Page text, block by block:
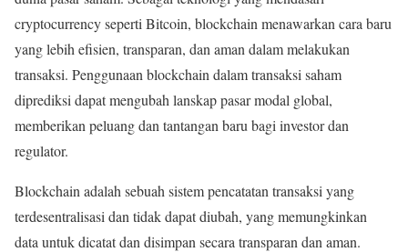
cryptocurrency seperti Bitcoin, blockchain menawarkan cara baru
yang lebih efisien, transparan, dan aman dalam melakukan
transaksi. Penggunaan blockchain dalam transaksi saham
diprediksi dapat mengubah lanskap pasar modal global,
memberikan peluang dan tantangan baru bagi investor dan
regulator.
Blockchain adalah sebuah sistem pencatatan transaksi yang
terdesentralisasi dan tidak dapat diubah, yang memungkinkan
data untuk dicatat dan disimpan secara transparan dan aman.